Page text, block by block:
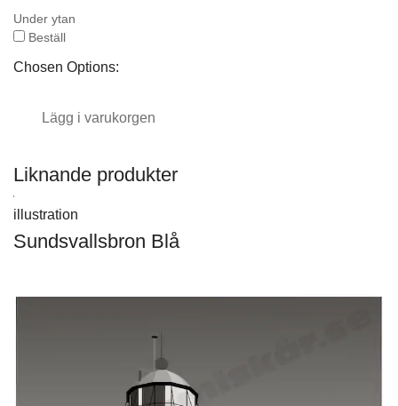
Under ytan
Beställ
Chosen Options:
Lägg i varukorgen
Liknande produkter
illustration
Sundsvallsbron Blå